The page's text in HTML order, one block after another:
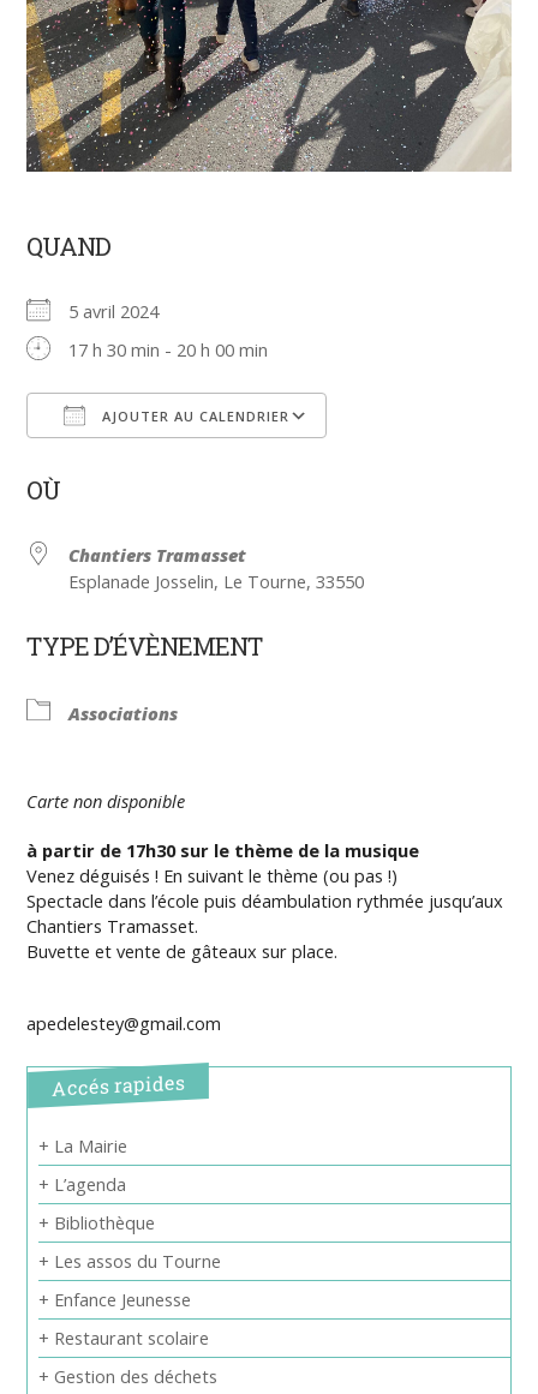
QUAND
5 avril 2024
17 h 30 min - 20 h 00 min
AJOUTER AU CALENDRIER
OÙ
Chantiers Tramasset
Esplanade Josselin, Le Tourne, 33550
TYPE D’ÉVÈNEMENT
Associations
Carte non disponible
à partir de 17h30 sur le thème de la musique
Venez déguisés ! En suivant le thème (ou pas !)
Spectacle dans l’école puis déambulation rythmée jusqu’aux
Chantiers Tramasset.
Buvette et vente de gâteaux sur place.
apedelestey@gmail.com
Accés rapides
+ La Mairie
+ L’agenda
+ Bibliothèque
+ Les assos du Tourne
+ Enfance Jeunesse
+ Restaurant scolaire
+ Gestion des déchets